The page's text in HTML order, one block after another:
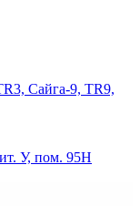
Сайга-9, TR9,
У, пом. 95Н